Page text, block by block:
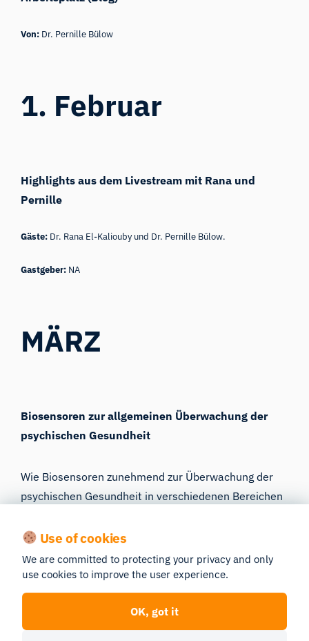
Von: Dr. Pernille Bülow
1. Februar
Highlights aus dem Livestream mit Rana und
Pernille
Gäste: Dr. Rana El-Kaliouby und Dr. Pernille Bülow.
Gastgeber: NA
MÄRZ
Biosensoren zur allgemeinen Überwachung der
psychischen Gesundheit
Wie Biosensoren zunehmend zur Überwachung der
psychischen Gesundheit in verschiedenen Bereichen
Fernerfassung von Daten und Biosensoren als
therapeutische Maßnahmen.
Gäste:Dr. Pernille Bülow
Moderatorin:
Use of cookies
We are committed to protecting your privacy and only
use cookies to improve the user experience.
OK, got it